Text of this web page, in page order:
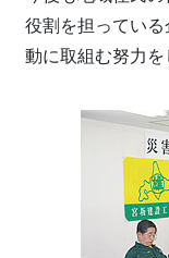
役割を担ってい
動に取組む努力を